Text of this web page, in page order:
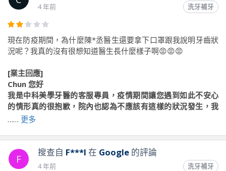
4 年前 洗牙補牙
現在防疫期間，為什麼陳*丞醫生還要拿下口罩跟我說明牙齒狀
況呢？我真的沒有很想知道醫生長什麼樣子啊😡😡😡
[業主回應]
Chun 您好
我是中科美學牙醫的客服專員，疫情期間讓您遇到如此不安心
的情形真的很抱歉，院內也認為不應該有這樣的狀況發生，我
們會更嚴格來要求團隊務必遵守院內防疫規範。
為來診的貴賓提供安心無虞的看診環境、落實防疫規定是院方
的責任，牙齒健康的治療照護、與環境的安心放心同等重要; 感
謝您反映讓我們知道，團隊會立刻來嚴加執行的！
…… 更多
F
搜查自 F***I 在 Google的評論
4 年前 洗牙補牙